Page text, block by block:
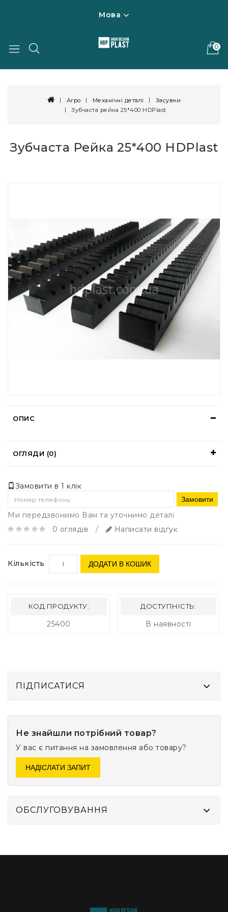
Мова
0
Агро Механічні деталі
Засувки
Зубчаста рейка 25*400 HDPlast
Зубчаста Рейка 25*400 HDPlast
ОПИС
ОГЛЯДИ (0)
Замовити в 1 клік
Замовити
Ми передзвонимо Вам та уточнимо деталі
0 оглядів
/ Написати відгук
Кількість ДОДАТИ В КОШИК
КОД ПРОДУКТУ:
25400
ДОСТУПНІСТЬ:
В наявності
ПІДПИСАТИСЯ
Не знайшли потрібний товар?
У вас є питання на замовлення або товару?
НАДІСЛАТИ ЗАПИТ
ОБСЛУГОВУВАННЯ